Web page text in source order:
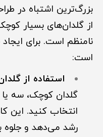
بزرگ‌ترین اشتباه در
از گلدان‌های بسیار
نامنظم است. برای
است:
استفاده از
گلدان کوچک، سه یا
انتخاب کنید. این
رشد می‌دهد و جلوه